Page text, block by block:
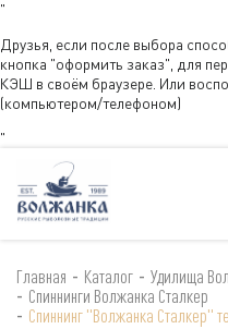
"
Друзья, если после выбора
кнопка "оформить заказ", для
КЭШ в своём браузере. Или
(компьютером/телефоном)
"
Главная - Каталог - Удилища
- Спиннинги Волжанка Сталкер
- Спиннинг "Волжанка Сталкер"